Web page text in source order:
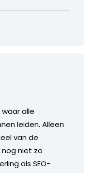
alle
leiden. Alleen
van de
niet zo
als SEO-